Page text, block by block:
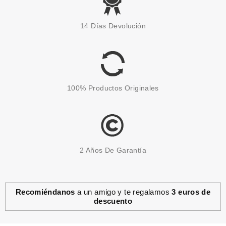
14 Días Devolución
100% Productos Originales
2 Años De Garantía
Recomiéndanos a un amigo y te regalamos3 euros de
descuento